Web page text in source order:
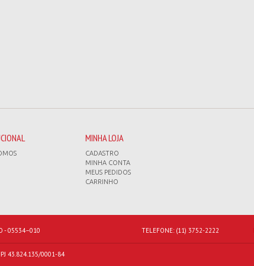
MINHA LOJA
CADASTRO
MINHA CONTA
MEUS PEDIDOS
CARRINHO
- 05534–010 TELEFONE: (11) 3752-2222
43.824.135/0001-84